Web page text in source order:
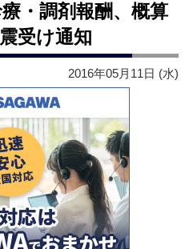
療・調剤報酬、概算
受け通知
2016年05月11日 (水)